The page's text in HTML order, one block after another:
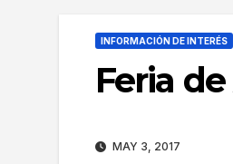
INFORMACIÓN DE INTERÉS
Feria
MAY 3, 2017